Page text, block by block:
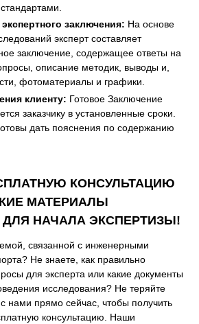
заключения: На основе
эксперт составляет
заключение, содержащее ответы на
описание методик, выводы и,
фотоматериалы и графики.
клиенту: Готовое Заключение
заказчику в установленные сроки.
дать пояснения по содержанию
КОНСУЛЬТАЦИЮ
МАТЕРИАЛЫ
НАЧАЛА ЭКСПЕРТИЗЫ!
связанной с инженерными
Не знаете, как правильно
для эксперта или какие документы
исследования? Не теряйте
нами прямо сейчас, чтобы получить
консультацию. Наши